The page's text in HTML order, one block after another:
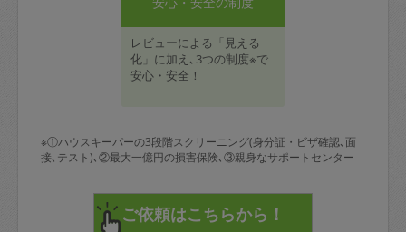
レビューによる「見える
化」に加え､3つの制度※で
安心・安全！
※①ハウスキーパーの3段階スクリーニング(身分証・ビザ確認､面
接､テスト)､②最大一億円の損害保険､③親身なサポートセンター